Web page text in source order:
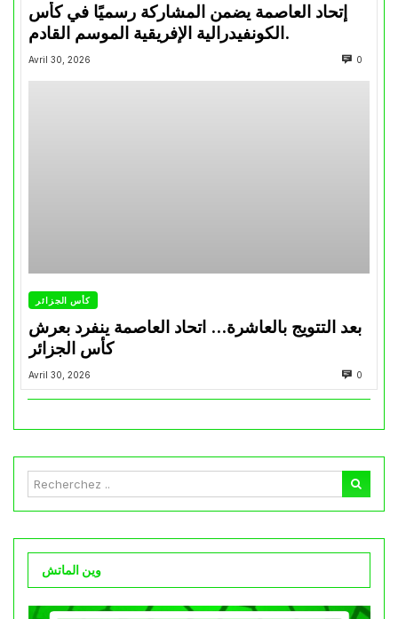
إتحاد العاصمة يضمن المشاركة رسميًا في كأس
الكونفيدرالية الإفريقية الموسم القادم.
Avril 30, 2026 0
كأس الجزائر
بعد التتويج بالعاشرة… اتحاد العاصمة ينفرد بعرش
كأس الجزائر
Avril 30, 2026 0
وين الماتش